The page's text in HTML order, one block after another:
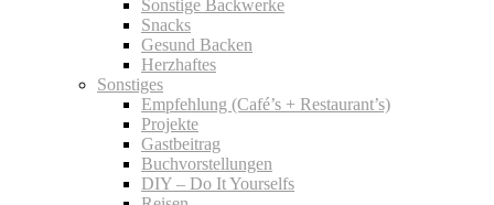
Sonstige Backwerke
Snacks
Gesund Backen
Herzhaftes
Sonstiges
Empfehlung (Café’s + Restaurant’s)
Projekte
Gastbeitrag
Buchvorstellungen
DIY – Do It Yourselfs